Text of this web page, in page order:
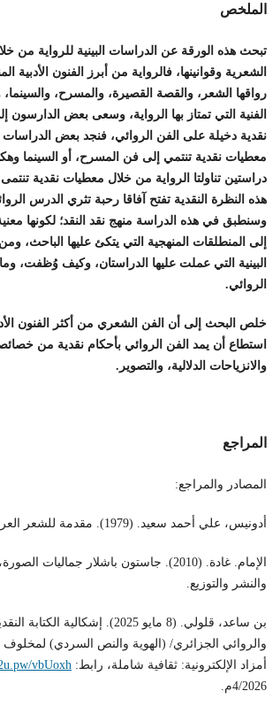
الملخص
تبحث هذه الورقة عن الدراسات البينية للرواية من
الشعرية وقوانينها، فالرواية من أبرز الفنون
رواقها الشعر، والقصة القصيرة، والمسرح، والسينما،
الفنية التي تمتاز بها الرواية، وسعى بعض
نقدية دخيلة على الفن الروائي، فنجد بعض
معطيات نقدية تنتمي إلى فن المسرح، أو السينما
دراستين تناولتا الرواية من خلال معطيات نقدية
هذه النظرة النقدية تفتح آفاقا رحبة تثري الدرس
وسنطبق في هذه الدراسة منهج نقد النقد؛ لكونها
إلى المنطلقات المنهجية التي يتكئ عليها الباحث،
البينية التي عملت عليها الدراستان، وكيف وُظفت،
الروائي.
خلص البحث إلى أن الفن الشعري من أكثر الفنون
استطاع أن يمد الفن الروائي بأحكام نقدية من
والانزياحات الدلالية، والتصوير.
المراجع
المصادر والمراجع:
أدونيس، علي أحمد سعيد. (1979). مقدمة للشعر العربي، (ط2)، بيروت: دار العودة.
والنشر والتوزيع.
بن ساعد، قلولي. (8 مايو 2025).
والروائي الجزائري/ (الهوية والنص السردي) لمخلوف
أمزاد الإلكترونية: ثقافية شاملة، رابط: vbUoxh
4/2026م.